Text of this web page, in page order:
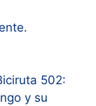
502:
y su